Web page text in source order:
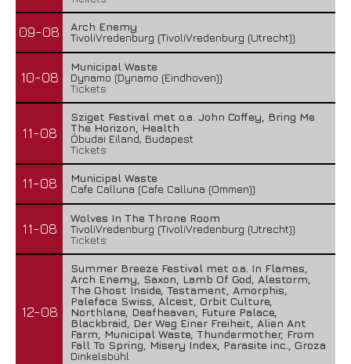
09-08
Arch Enemy
TivoliVredenburg (TivoliVredenburg (Utrecht))
10-08
Municipal Waste
Dynamo (Dynamo (Eindhoven))
Tickets
11-08
Sziget Festival met o.a. John Coffey, Bring Me
The Horizon, Health
Óbudai Eiland, Budapest
Tickets
11-08
Municipal Waste
Cafe Calluna (Cafe Calluna (Ommen))
11-08
Wolves In The Throne Room
TivoliVredenburg (TivoliVredenburg (Utrecht))
Tickets
12-08
Summer Breeze Festival met o.a. In Flames,
Arch Enemy, Saxon, Lamb Of God, Alestorm,
The Ghost Inside, Testament, Amorphis,
Paleface Swiss, Alcest, Orbit Culture,
Northlane, Deafheaven, Future Palace,
Blackbraid, Der Weg Einer Freiheit, Alien Ant
Farm, Municipal Waste, Thundermother, From
Fall To Spring, Misery Index, Parasite inc., Groza
Dinkelsbühl